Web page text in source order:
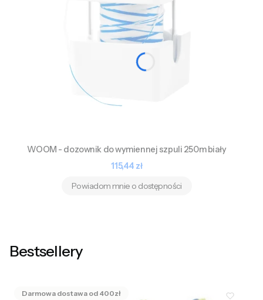
WOOM - dozownik do wymiennej szpuli 250m biały
Cena
115,44 zł
Powiadom mnie o dostępności
Bestsellery